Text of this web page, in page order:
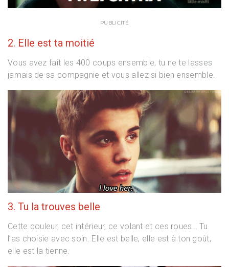
PUBLICITÉ
2. Elle est ta moitié
Vous avez fait les 400 coups ensemble, tu ne te lasses
jamais de sa compagnie et vous allez si bien ensemble.
3. Tu la trouves belle
Cette couleur, cet intérieur, ce volant et ces roues… Tu
l’as choisie avec soin. Elle est belle, elle est à ton goût,
elle est la tienne.